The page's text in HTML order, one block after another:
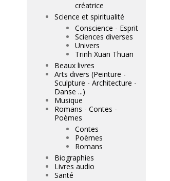
créatrice
Science et spiritualité
Conscience - Esprit
Sciences diverses
Univers
Trinh Xuan Thuan
Beaux livres
Arts divers (Peinture -
Sculpture - Architecture -
Danse ...)
Musique
Romans - Contes -
Poèmes
Contes
Poèmes
Romans
Biographies
Livres audio
Santé